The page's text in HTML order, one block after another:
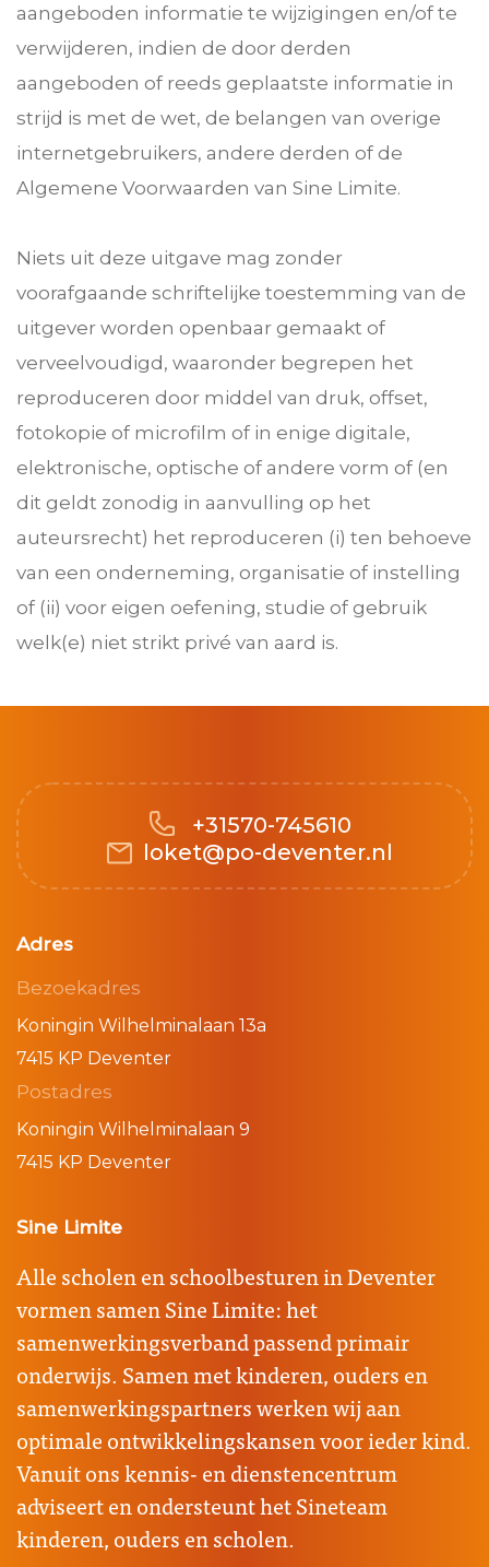
aangeboden informatie te wijzigingen en/of te
verwijderen, indien de door derden
aangeboden of reeds geplaatste informatie in
strijd is met de wet, de belangen van overige
internetgebruikers, andere derden of de
Algemene Voorwaarden van Sine Limite.
Niets uit deze uitgave mag zonder
voorafgaande schriftelijke toestemming van de
uitgever worden openbaar gemaakt of
verveelvoudigd, waaronder begrepen het
reproduceren door middel van druk, offset,
fotokopie of microfilm of in enige digitale,
elektronische, optische of andere vorm of (en
dit geldt zonodig in aanvulling op het
auteursrecht) het reproduceren (i) ten behoeve
van een onderneming, organisatie of instelling
of (ii) voor eigen oefening, studie of gebruik
welk(e) niet strikt privé van aard is.
+31570-745610
loket@po-deventer.nl
Adres
Bezoekadres
Koningin Wilhelminalaan 13a
7415 KP Deventer
Postadres
Koningin Wilhelminalaan 9
7415 KP Deventer
Sine Limite
Alle scholen en schoolbesturen in Deventer
vormen samen Sine Limite: het
samenwerkingsverband passend primair
onderwijs. Samen met kinderen, ouders en
samenwerkingspartners werken wij aan
optimale ontwikkelingskansen voor ieder kind.
Vanuit ons kennis- en dienstencentrum
adviseert en ondersteunt het Sineteam
kinderen, ouders en scholen.